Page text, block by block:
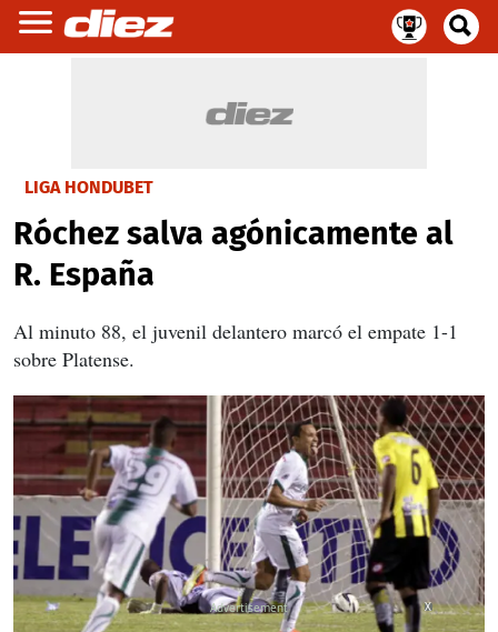
LIGA HONDUBET
Róchez salva agónicamente al
R. España
Al minuto 88, el juvenil delantero marcó el empate 1-1
sobre Platense.
X